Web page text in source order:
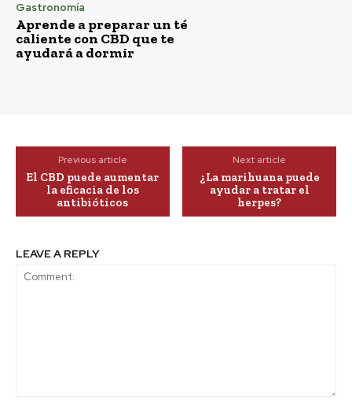
Gastronomía
Aprende a preparar un té
caliente con CBD que te
ayudará a dormir
Previous article
El CBD puede aumentar
la eficacia de los
antibióticos
Next article
¿La marihuana puede
ayudar a tratar el
herpes?
LEAVE A REPLY